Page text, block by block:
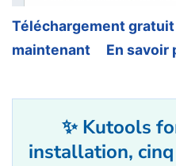
Téléchargement gratuit
maintenant
En savoir
✨ Kutools
installation,